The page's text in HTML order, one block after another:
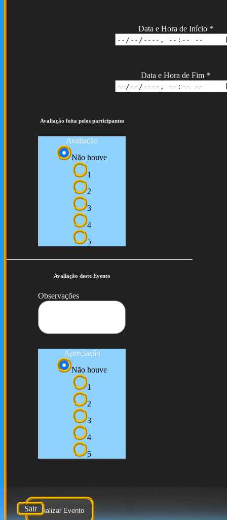
Data e Hora de Início *
Data e Hora de Fim *
Avaliação feita pelos participantes
Avaliação
Não houve
1
2
3
4
5
Avaliação deste Evento
Observações
Apreciação
Não houve
1
2
3
4
5
Atualizar Evento
Sair